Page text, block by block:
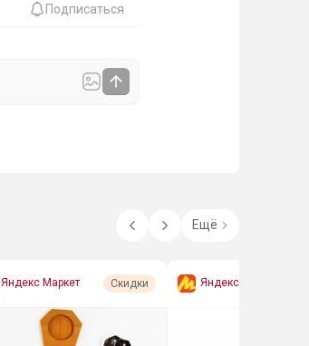
Подписаться
Ещё
Яндекс Маркет Скидки Яндекс Маркет